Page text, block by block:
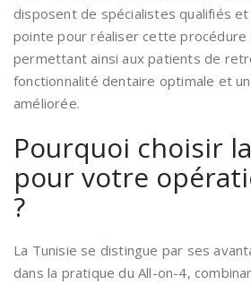
disposent de spécialistes qualifiés et
pointe pour réaliser cette procédure
permettant ainsi aux patients de
fonctionnalité dentaire optimale et
améliorée.
Pourquoi choisir
pour votre
?
La Tunisie se distingue par ses
dans la pratique du All-on-4,